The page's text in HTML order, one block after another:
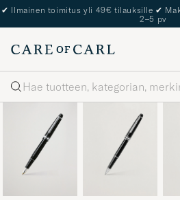
✔ Ilmainen toimitus yli 49€ tilauksille ✔
2–5 pv
Haku